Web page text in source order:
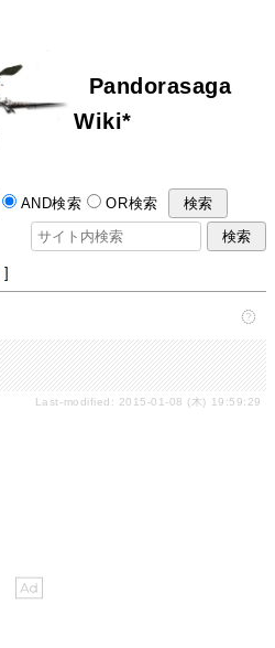
Pandorasaga
Wiki*
AND検索 OR検索
]
Last-modified: 2015-01-08 (木) 19:59:29